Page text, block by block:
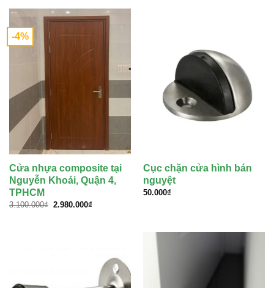
-4%
Cửa nhựa composite tại
Nguyễn Khoái, Quận 4,
TPHCM
3.100.000₫ Giá
2.980.000₫Giá
Cục chặn cửa hình bán
nguyệt
50.000₫